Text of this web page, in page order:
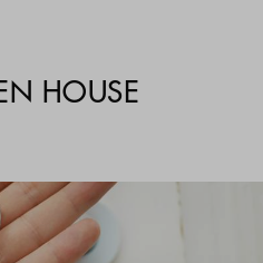
HOUSE